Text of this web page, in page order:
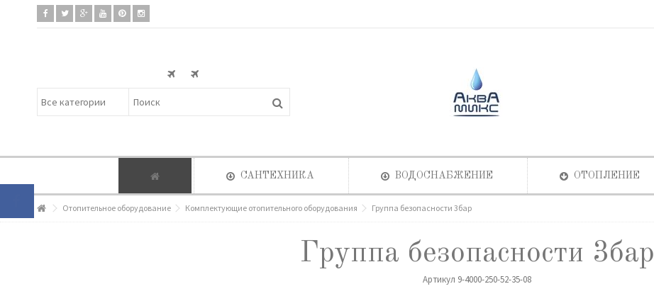
САНТЕХНИКА ВОДОСНАБЖЕНИЕ ОТОПЛЕНИЕ
Отопительное оборудование Комплектующие отопительного оборудования Группа безопасности 3бар
Группа безопасности 3бар
Артикул 9-4000-250-52-35-08